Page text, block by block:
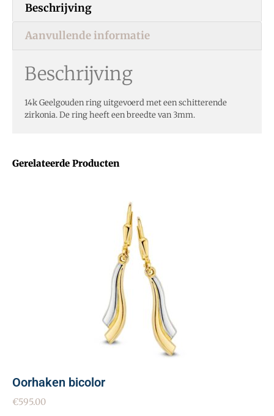
Gerelateerde Producten
Oorhaken bicolor
€595.00
Beschrijving
Aanvullende informatie
Beschrijving
14k Geelgouden ring uitgevoerd met een schitterende
zirkonia. De ring heeft een breedte van 3mm.